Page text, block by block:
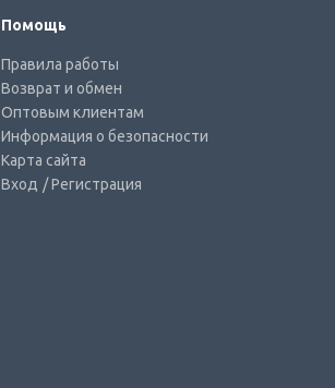
Помощь
Правила работы
Возврат и обмен
Оптовым клиентам
Информация о безопасности
Карта сайта
Вход / Регистрация